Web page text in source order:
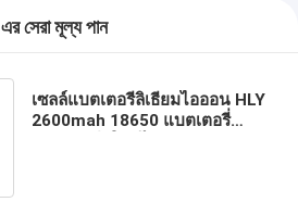
এর সেরা মূল্য পান
เซลล์แบตเตอรี่ลิเธียมไอออน HLY
2600mah 18650 แบตเตอรี่